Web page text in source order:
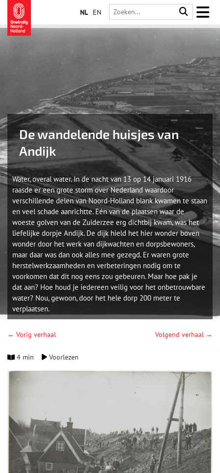
NL EN
De wandelende huisjes van
Andijk
Water, overal water. In de nacht van 13 op 14 januari 1916
raasde er een grote storm over Nederland waardoor
verschillende delen van Noord-Holland blank kwamen te staan
en veel schade aanrichtte. Eén van de plaatsen waar de
woeste golven van de Zuiderzee erg dichtbij kwam, was het
liefelijke dorpje Andijk. De dijk hield het hier wonder boven
wonder door het werk van dijkwachten en dorpsbewoners,
maar daar was dan ook alles mee gezegd. Er waren grote
herstelwerkzaamheden en verbeteringen nodig om te
voorkomen dat dit nog eens zou gebeuren. Maar hoe pak je
dat aan? Hoe houd je iedereen veilig voor het onbetrouwbare
water? Nou, gewoon, door het hele dorp 200 meter te
verplaatsen.
← Vorig verhaal Volgend verhaal →
4 min Voorlezen